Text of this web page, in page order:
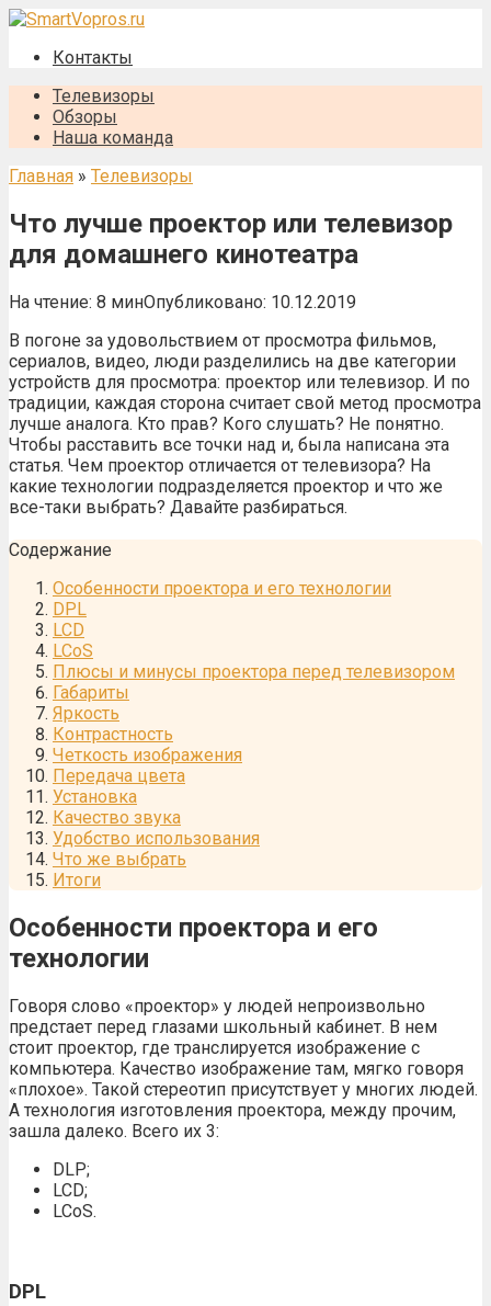
Перейти
контентуКонтакты
Телевизоры
Обзоры
Наша команда
Главная » Телевизоры
Что лучше проектор или телевизор
для домашнего кинотеатра
На чтение: 8 минОпубликовано: 10.12.2019
В погоне за удовольствием от просмотра фильмов,
сериалов, видео, люди разделились на две категории
устройств для просмотра: проектор или телевизор. И по
традиции, каждая сторона считает свой метод просмотра
лучше аналога. Кто прав? Кого слушать? Не понятно.
Чтобы расставить все точки над и, была написана эта
статья. Чем проектор отличается от телевизора? На
какие технологии подразделяется проектор и что же
все-таки выбрать? Давайте разбираться.
Содержание
Особенности проектора и его технологии
DPL
LCD
LCoS
Плюсы и минусы проектора перед телевизором
Габариты
Яркость
Контрастность
Четкость изображения
Передача цвета
Установка
Качество звука
Удобство использования
Что же выбрать
Итоги
Особенности проектора и его
технологии
Говоря слово «проектор» у людей непроизвольно
предстает перед глазами школьный кабинет. В нем
стоит проектор, где транслируется изображение с
компьютера. Качество изображение там, мягко говоря
«плохое». Такой стереотип присутствует у многих людей.
А технология изготовления проектора, между прочим,
зашла далеко. Всего их 3:
DLP;
LCD;
LCoS.
DPL